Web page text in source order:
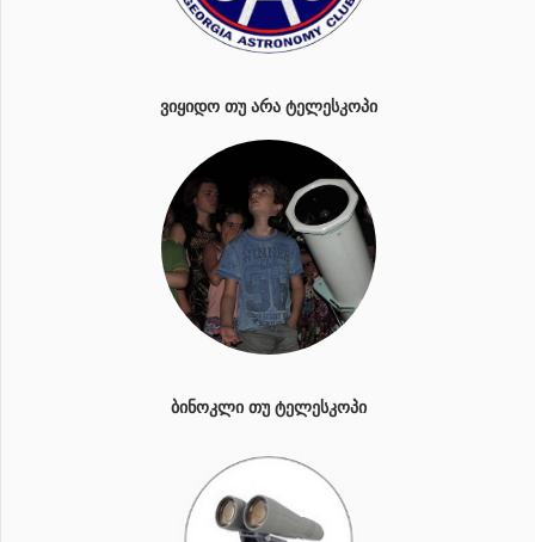
ᲕᲘᲧᲘᲓᲝ ᲗᲣ ᲐᲠᲐ ᲢᲔᲚᲔᲡᲙᲝᲞᲘ
ᲑᲘᲜᲝᲙᲚᲘ ᲗᲣ ᲢᲔᲚᲔᲡᲙᲝᲞᲘ